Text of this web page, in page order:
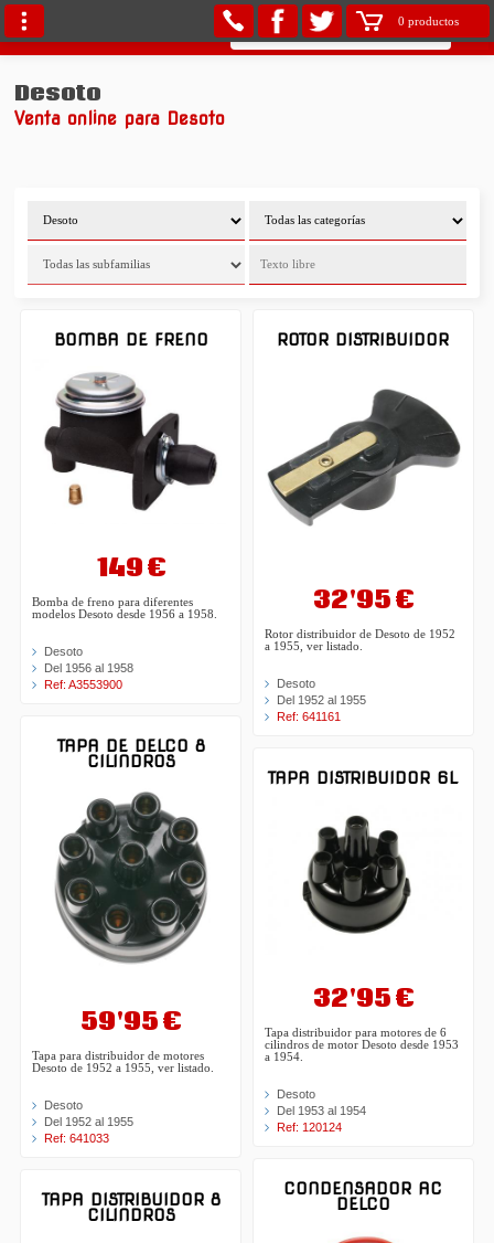
0 productos
Desoto
Venta online para Desoto
BOMBA DE FRENO
149 €
Bomba de freno para diferentes
modelos Desoto desde 1956 a 1958.
Desoto
Del 1956 al 1958
Ref: A3553900
TAPA DE DELCO 8
CILINDROS
59'95 €
Tapa para distribuidor de motores
Desoto de 1952 a 1955, ver listado.
Desoto
Del 1952 al 1955
Ref: 641033
TAPA DISTRIBUIDOR 8
CILINDROS
ROTOR DISTRIBUIDOR
32'95 €
Rotor distribuidor de Desoto de 1952
a 1955, ver listado.
Desoto
Del 1952 al 1955
Ref: 641161
TAPA DISTRIBUIDOR 6L
32'95 €
Tapa distribuidor para motores de 6
cilindros de motor Desoto desde 1953
a 1954.
Desoto
Del 1953 al 1954
Ref: 120124
CONDENSADOR AC
DELCO